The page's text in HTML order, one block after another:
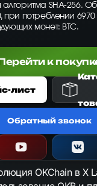
алгоритма SHA-256.
при потреблении 6970
монет: BTC.
к
лист
Обратный звонок
OKChain в X